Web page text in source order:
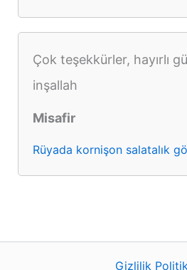
Çok teşekkürler, hayırlı
inşallah
Misafir
Rüyada kornişon salatalık
Gizlilik